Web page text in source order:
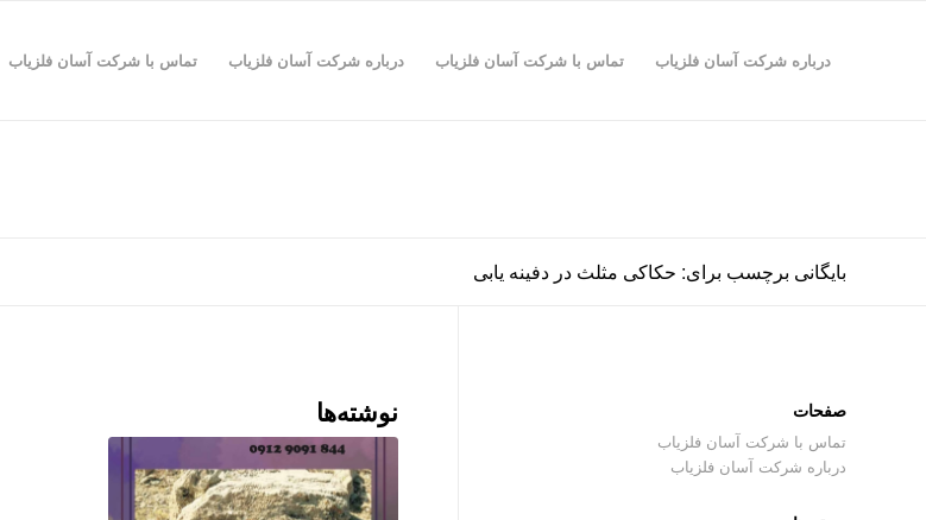
درباره شرکت آسان فلزیاب تماس با شرکت آسان فلزیاب درباره شرکت آسان فلزیاب تماس با شرکت آسان فلزیاب
بایگانی برچسب برای: حکاکی مثلث در دفینه یابی
نوشته‌ها صفحات
تماس با شرکت آسان فلزیاب
درباره شرکت آسان فلزیاب